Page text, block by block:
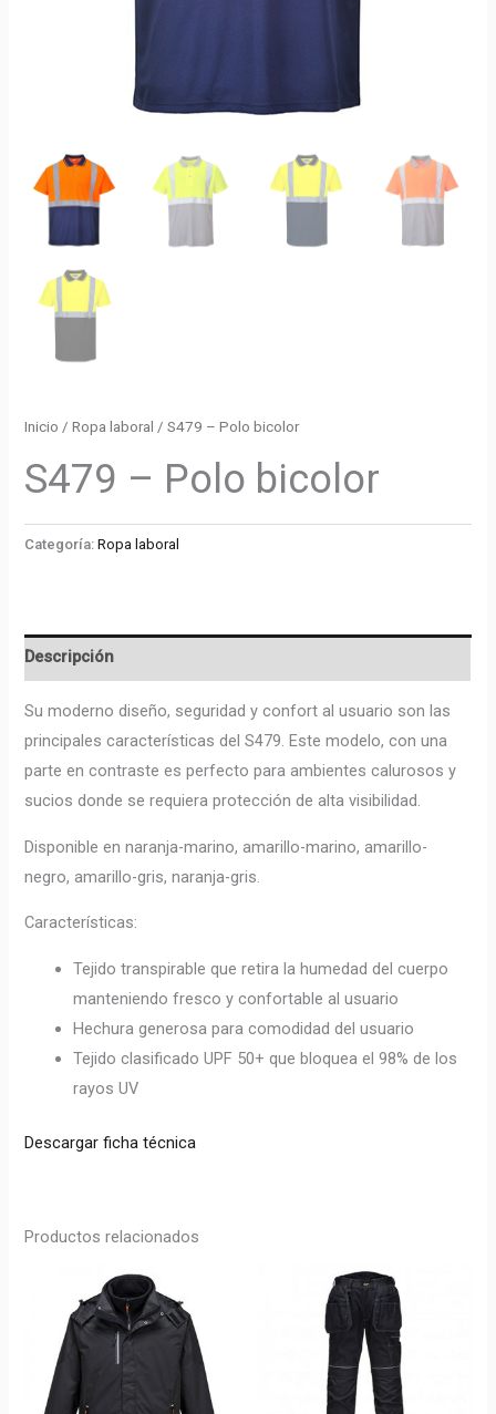
Inicio /Ropa laboral / S479 – Polo bicolor
S479 – Polo bicolor
Categoría:Ropa laboral
Descripción
Su moderno diseño, seguridad y confort al usuario son las
principales características del S479. Este modelo, con una
parte en contraste es perfecto para ambientes calurosos y
sucios donde se requiera protección de alta visibilidad.
Disponible en naranja-marino, amarillo-marino, amarillo-
negro, amarillo-gris, naranja-gris.
Características:
Tejido transpirable que retira la humedad del cuerpo
manteniendo fresco y confortable al usuario
Hechura generosa para comodidad del usuario
Tejido clasificado UPF 50+ que bloquea el 98% de los
rayos UV
Descargar ficha técnica
Productos relacionados